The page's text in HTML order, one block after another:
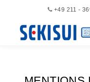
+49 211 -